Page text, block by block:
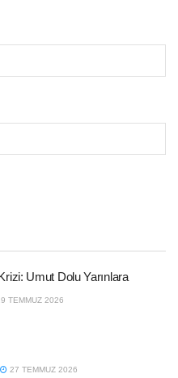
Umut Dolu Yarınlara
TEMMUZ 2026
27 TEMMUZ 2026